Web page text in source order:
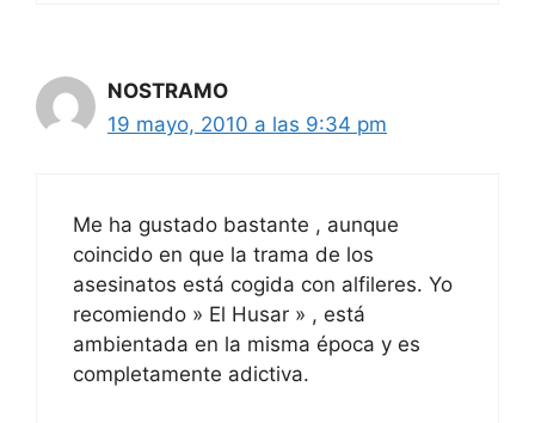
NOSTRAMO
19 mayo, 2010 a las 9:34 pm
Me ha gustado bastante , aunque
coincido en que la trama de los
asesinatos está cogida con alfileres. Yo
recomiendo » El Husar » , está
ambientada en la misma época y es
completamente adictiva.